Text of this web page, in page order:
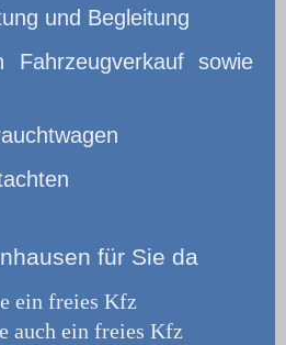
und Begleitung
sowie
für Sie da
ein freies Kfz
auch ein freies Kfz